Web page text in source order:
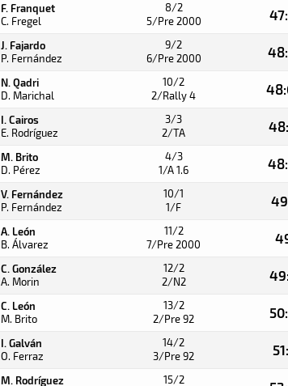
F. Franquet
C. Fregel
8/2
5/Pre 2000
J. Fajardo
P. Fernández
9/2
6/Pre 2000
N. Qadri
D. Marichal
10/2
2/Rally 4
I. Cairos
E. Rodríguez
3/3
2/TA
M. Brito
D. Pérez
4/3
1/A 1.6
V. Fernández
P. Fernández
10/1
1/F
A. León
B. Álvarez
11/2
7/Pre 2000
C. González
A. Morin
12/2
2/N2
C. León
M. Brito
13/2
2/Pre 92
I. Galván
O. Ferraz
14/2
3/Pre 92
M. Rodríguez
15/2